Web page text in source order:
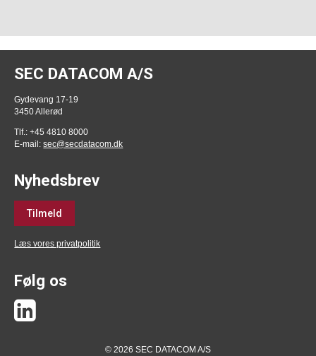
SEC DATACOM A/S
Gydevang 17-19
3450 Allerød
Tlf.: +45 4810 8000
E-mail:sec@secdatacom.dk
Nyhedsbrev
Tilmeld
Læs vores privatpolitik
Følg os
© 2026 SEC DATACOM A/S